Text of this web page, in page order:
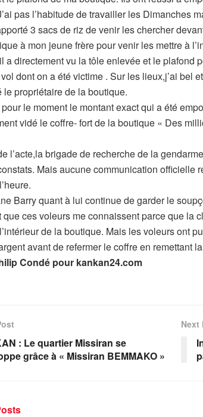
pas l’habitude de travailler les Dimanches
3 sacs de riz de venir les chercher
à mon jeune frère pour venir les mettre à
a directement vu la tôle enlevée et le plafond
dont on a été victime . Sur les lieux,j’ai bel
le propriétaire de la boutique.
le moment le montant exact qui a été
vidé le coffre- fort de la boutique « Des
l’acte,la brigade de recherche de la
Mais aucune communication officielle
Barry quant à lui continue de garder le
que ces voleurs me connaissent parce que la
de la boutique. Mais les voleurs ont
avant de refermer le coffre en remettant
Condé pour kankan24.com
: Le quartier Missiran se
grâce à « Missiran BEMMAKO »
Next